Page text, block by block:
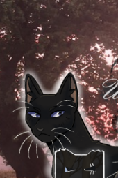
Siirry
sisältöön